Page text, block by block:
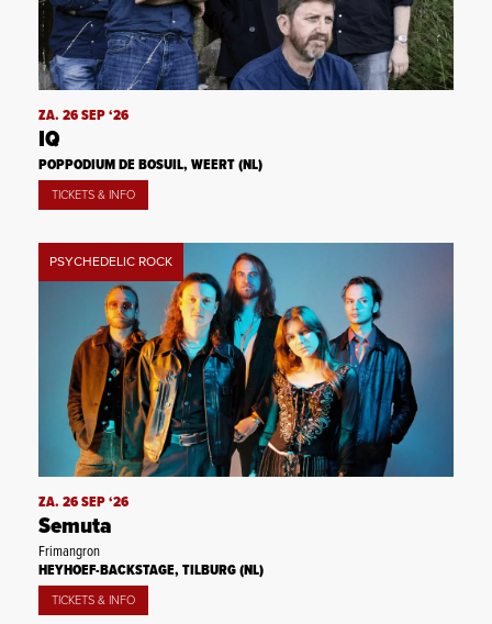
ZA. 26 SEP ‘26
IQ
POPPODIUM DE BOSUIL, WEERT (NL)
TICKETS & INFO
PSYCHEDELIC ROCK
ZA. 26 SEP ‘26
Semuta
Frimangron
HEYHOEF-BACKSTAGE, TILBURG (NL)
TICKETS & INFO